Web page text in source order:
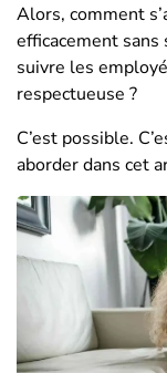
Alors, comment
efficacement
suivre les
respectueuse ?
C’est possible.
aborder dans cet